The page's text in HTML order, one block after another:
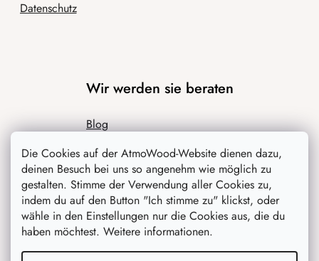
Die Cookies auf der AtmoWood-Website dienen dazu,
deinen Besuch bei uns so angenehm wie möglich zu
gestalten. Stimme der Verwendung aller Cookies zu,
indem du auf den Button "Ich stimme zu" klickst, oder
wähle in den Einstellungen nur die Cookies aus, die du
haben möchtest. Weitere informationen.
Datenschutz
Wir werden sie beraten
Blog
Inspiration